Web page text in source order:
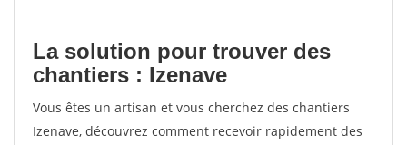
La solution pour trouver des
chantiers : Izenave
Vous êtes un artisan et vous cherchez des chantiers
Izenave, découvrez comment recevoir rapidement des